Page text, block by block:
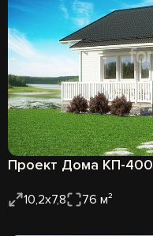
Проект Дома КП-400
10,2х7,8 76 м²